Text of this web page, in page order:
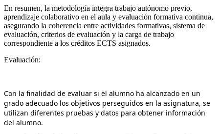
En resumen, la metodología integra trabajo autónomo previo,
aprendizaje colaborativo en el aula y evaluación formativa continua,
asegurando la coherencia entre actividades formativas, sistema de
evaluación, criterios de evaluación y la carga de trabajo
correspondiente a los créditos ECTS asignados.
Evaluación:
Con la finalidad de evaluar si el alumno ha alcanzado en un
grado adecuado los objetivos perseguidos en la asignatura, se
utilizan diferentes pruebas y datos para obtener información
del alumno.